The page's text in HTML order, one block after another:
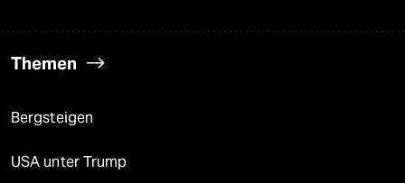
Themen
Bergsteigen
USA unter Trump